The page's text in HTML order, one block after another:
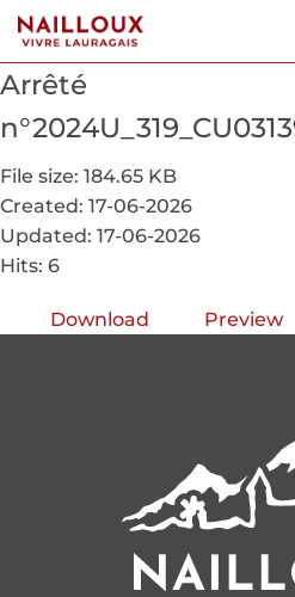
Arrêté
File size: 184.65 KB
Created: 17-06-2026
Updated: 17-06-2026
Hits: 6
Download Preview